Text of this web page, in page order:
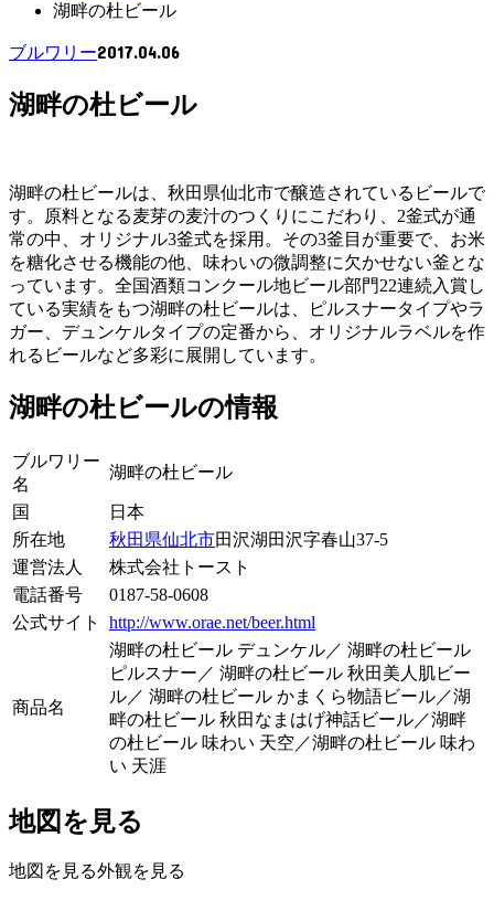
湖畔の杜ビール
ブルワリー2017.04.06
湖畔の杜ビール
湖畔の杜ビールは、秋田県仙北市で醸造されているビールで
す。原料となる麦芽の麦汁のつくりにこだわり、2釜式が通
常の中、オリジナル3釜式を採用。その3釜目が重要で、お米
を糖化させる機能の他、味わいの微調整に欠かせない釜とな
っています。全国酒類コンクール地ビール部門22連続入賞し
ている実績をもつ湖畔の杜ビールは、ピルスナータイプやラ
ガー、デュンケルタイプの定番から、オリジナルラベルを作
れるビールなど多彩に展開しています。
湖畔の杜ビールの情報
ブルワリー
名
湖畔の杜ビール
国
日本
所在地
秋田県仙北市田沢湖田沢字春山37-5
運営法人
株式会社トースト
電話番号
0187-58-0608
公式サイト
http://www.orae.net/beer.html
商品名
湖畔の杜ビール デュンケル／ 湖畔の杜ビール
ピルスナー／ 湖畔の杜ビール 秋田美人肌ビー
ル／ 湖畔の杜ビール かまくら物語ビール／湖
畔の杜ビール 秋田なまはげ神話ビール／湖畔
の杜ビール 味わい 天空／湖畔の杜ビール 味わ
い 天涯
地図を見る
地図を見る外観を見る